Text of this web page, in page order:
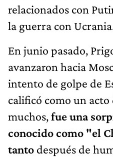
relacionados con
la guerra con
En junio pasado,
avanzaron hacia
intento de golpe de
calificó como un
muchos,fue una
conocido como "el
tanto después de